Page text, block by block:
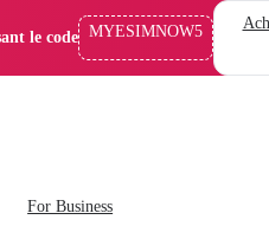
le code MYESIMNOW5
For Business